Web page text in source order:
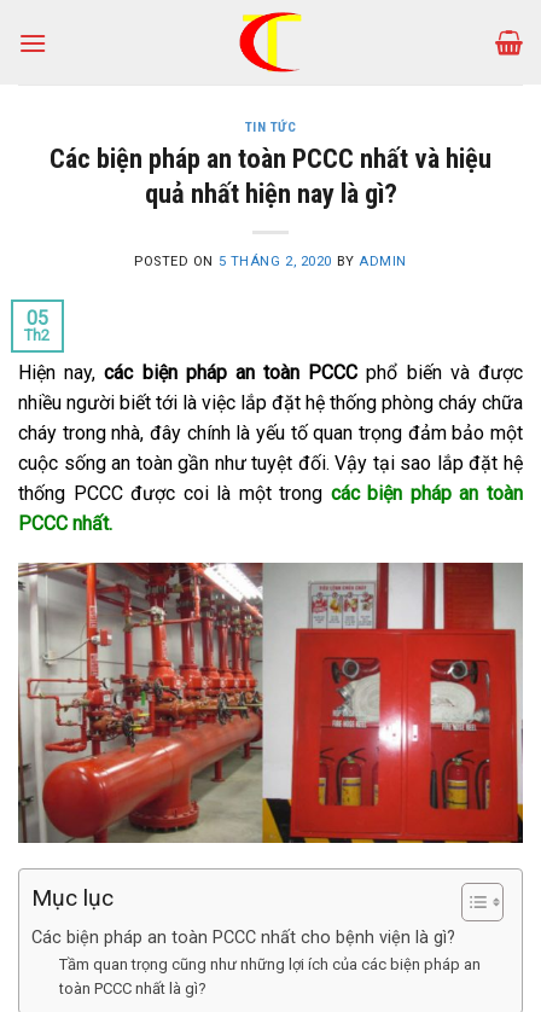
TIN TỨC
Các biện pháp an toàn PCCC nhất và hiệu
quả nhất hiện nay là gì?
POSTED ON 5 THÁNG 2, 2020 BY ADMIN
05
Th2
Hiện nay,các biện pháp an toàn PCCCphổ biến và được
nhiều người biết tới là việc lắp đặt hệ thống phòng cháy chữa
cháy trong nhà, đây chính là yếu tố quan trọng đảm bảo một
cuộc sống an toàn gần như tuyệt đối. Vậy tại sao lắp đặt hệ
thống PCCC được coi là một trong các biện pháp an toàn
PCCC nhất.
Mục lục
Các biện pháp an toàn PCCC nhất cho bệnh viện là gì?
Tầm quan trọng cũng như những lợi ích của các biện pháp an
toàn PCCC nhất là gì?